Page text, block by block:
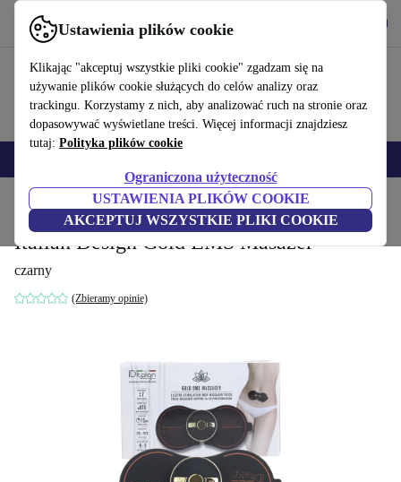
Ustawienia plików cookie
Klikając "akceptuj wszystkie pliki cookie" zgadzam się na
używanie plików cookie służących do celów analizy oraz
trackingu. Korzystamy z nich, aby analizować ruch na stronie oraz
dopasowywać wyświetlane treści. Więcej informacji znajdziesz
tutaj: Polityka plików cookie
Ograniczona użyteczność
USTAWIENIA PLIKÓW COOKIE
AKCEPTUJ WSZYSTKIE PLIKI COOKIE
Korzystaj z refurbed szybko i łatwo
Produkty Zdrowie & uroda Uroda i pielęgnacja
Italian Design Gold EMS Masażer
czarny
(Zbieramy opinie)